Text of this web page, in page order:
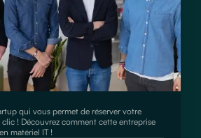
qui vous permet de réserver votre
! Découvrez comment cette entreprise
matériel IT !